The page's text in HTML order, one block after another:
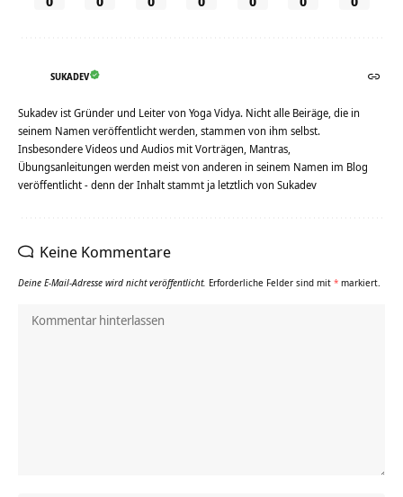
SUKADEV
Sukadev ist Gründer und Leiter von Yoga Vidya. Nicht alle Beiräge, die in
seinem Namen veröffentlicht werden, stammen von ihm selbst.
Insbesondere Videos und Audios mit Vorträgen, Mantras,
Übungsanleitungen werden meist von anderen in seinem Namen im Blog
veröffentlicht - denn der Inhalt stammt ja letztlich von Sukadev
Keine Kommentare
Deine E-Mail-Adresse wird nicht veröffentlicht. Erforderliche Felder sind mit * markiert.